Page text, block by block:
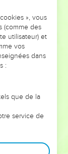
LES
les erreurs
même que ce
responsables
leurs erreurs
», vous
(comme des
utilisateur) et
vos
dans
:
que de la
service de